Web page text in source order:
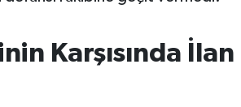
Karşısında İlan